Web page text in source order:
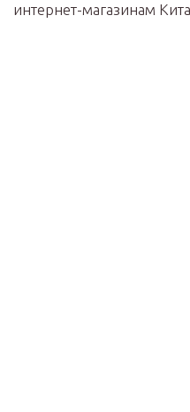
интернет-магазинам